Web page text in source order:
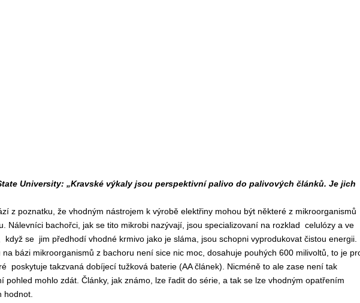
University: „Kravské výkaly jsou perspektivní palivo do palivových článků. Je jich
z poznatku, že vhodným nástrojem k výrobě elektřiny mohou být některé z mikroorganismů
Nálevníci bachořci, jak se tito mikrobi nazývají, jsou specializovaní na rozklad celulózy a ve
se jim předhodí vhodné krmivo jako je sláma, jsou schopni vyprodukovat čistou energii.
bázi mikroorganismů z bachoru není sice nic moc, dosahuje pouhých 600 milivoltů, to je
poskytuje takzvaná dobíjecí tužková baterie (AA článek). Nicméně to ale zase není tak
pohled mohlo zdát. Články, jak známo, lze řadit do série, a tak se lze vhodným opatřením
hodnot.